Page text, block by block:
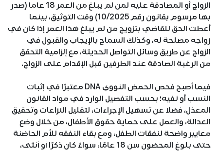
الزواج أو المصادقة عليه لمن لم يبلغ من العمر 18 عاما (صدر
بها مرسوم بقانون رقم 10/2025) وقت التوثيق، بينما
أعطت الحق للقاضي بتزويج من لم يبلغ هذا العمر إذا كان في
زواجه مصلحة له، وكذلك السماح بالإيجاب والقبول في
الزواج عن طريق وسائل التواصل الحديثة، مع إلزامية التحقق
من الرغبة الصادقة عند الطرفين قبل الإقدام على الزواج.
فيما أصبح فحص الحمض النووي DNA معتبرًا في إثبات
النسب أو نفيه؛ بحسب التفصيل الوارد في مواد القانون
المعدّل، فضلا عن تسهيل الإجراءات، لتقليل النزاعات وتحقيق
العدالة، والعمل على حماية حقوق الأطفال، من خلال وضع
معايير واضحة لنفقات الطفل، ومع بقاء النفقه للأم الحاضنة
حتى بلوغ المحضون سن 18 عامًا، سواءً كان ذكرًا أو أنثى،